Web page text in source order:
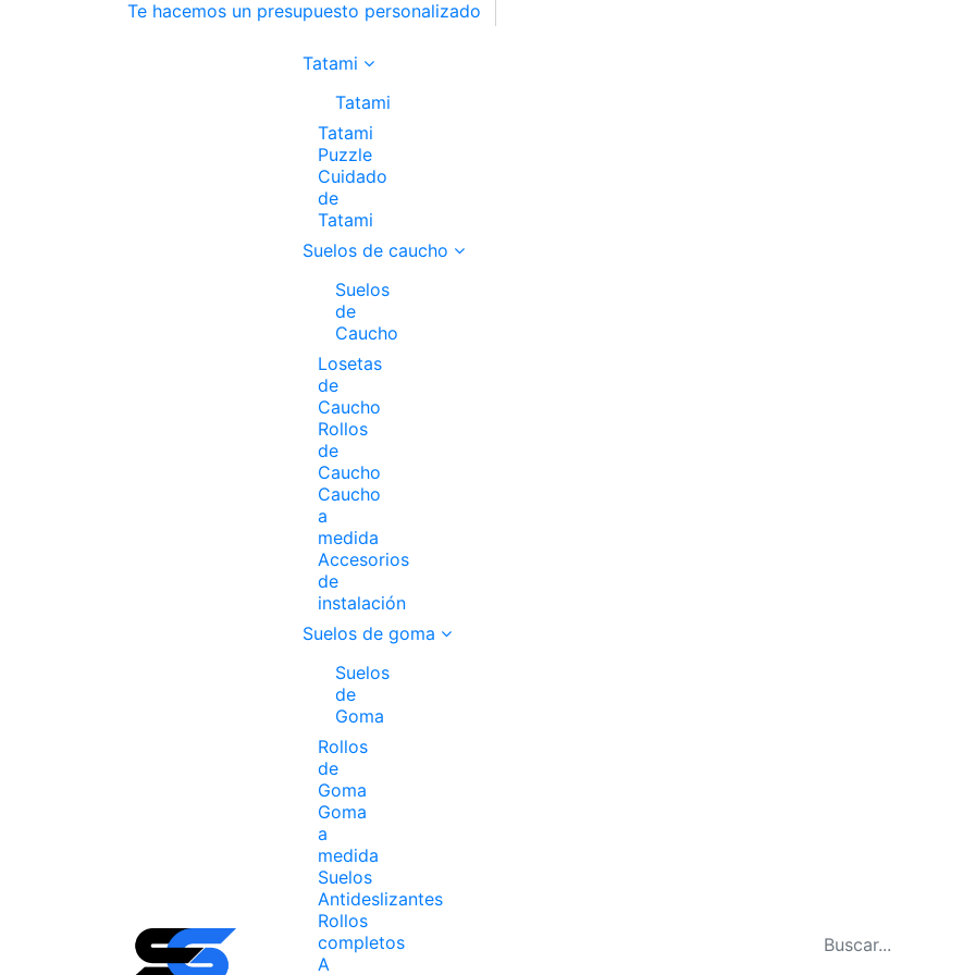
Te hacemos un presupuesto personalizado
Tatami
Tatami
Tatami
Puzzle
Cuidado
de
Tatami
Suelos de caucho
Suelos
de
Caucho
Losetas
de
Caucho
Rollos
de
Caucho
Caucho
a
medida
Accesorios
de
instalación
Suelos de goma
Suelos
de
Goma
Rollos
de
Goma
Goma
a
medida
Suelos
Antideslizantes
Rollos
completos
A